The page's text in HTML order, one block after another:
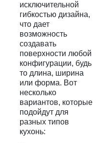
исключительной
гибкостью дизайна,
что дает
возможность
создавать
поверхности любой
конфигурации, будь
то длина, ширина
или форма. Вот
несколько
вариантов, которые
подойдут для
разных типов
кухонь: